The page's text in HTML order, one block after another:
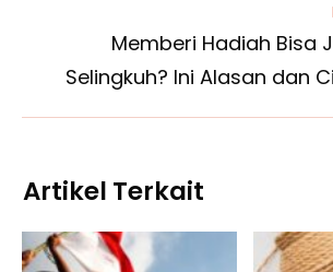
Memberi Hadiah Bisa
Selingkuh? Ini Alasan dan
Artikel Terkait